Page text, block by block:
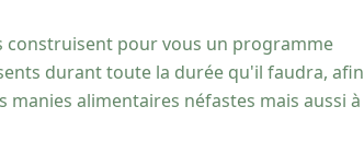
construisent pour vous un programme
durant toute la durée qu'il faudra, afin
alimentaires néfastes mais aussi à